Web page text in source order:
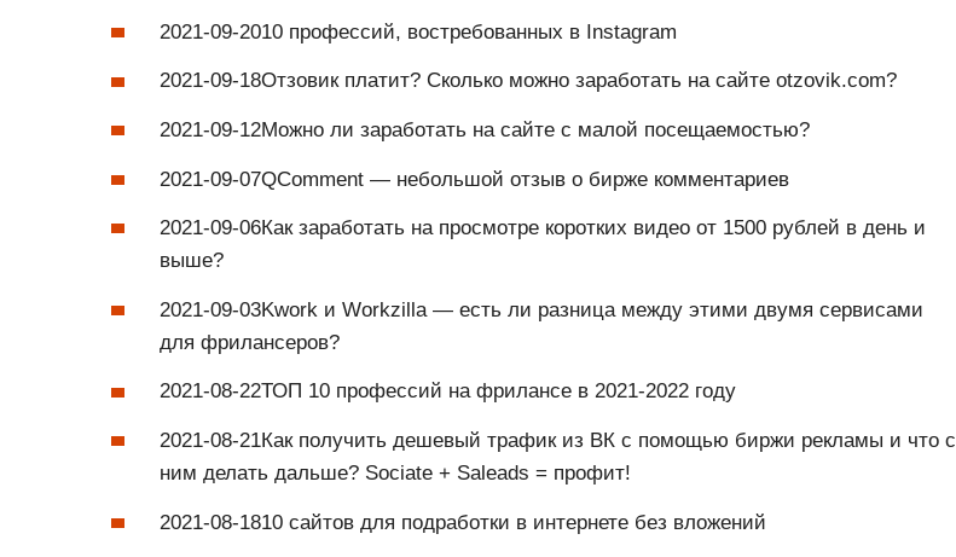
2021-09-2010 профессий, востребованных в Instagram
2021-09-18Отзовик платит? Сколько можно заработать на сайте otzovik.com?
2021-09-12Можно ли заработать на сайте с малой посещаемостью?
2021-09-07QComment — небольшой отзыв о бирже комментариев
2021-09-06Как заработать на просмотре коротких видео от 1500 рублей в день и
выше?
2021-09-03Kwork и Workzilla — есть ли разница между этими двумя сервисами
для фрилансеров?
2021-08-22ТОП 10 профессий на фрилансе в 2021-2022 году
2021-08-21Как получить дешевый трафик из ВК с помощью биржи рекламы и что с
ним делать дальше? Sociate + Saleads = профит!
2021-08-1810 сайтов для подработки в интернете без вложений